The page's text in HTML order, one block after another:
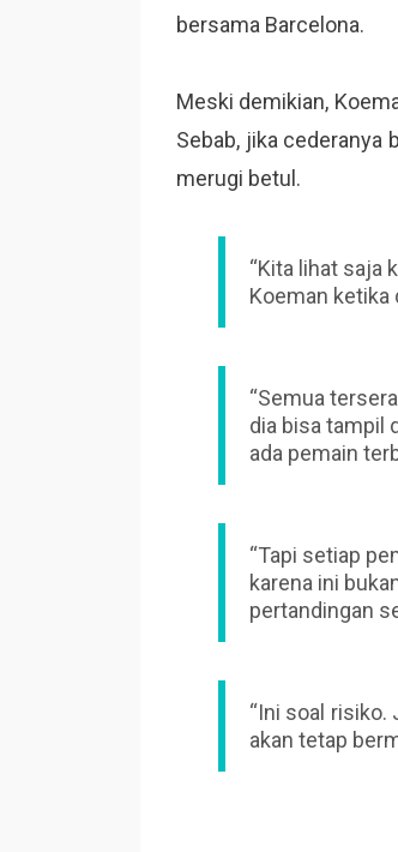
bersama Barcelona.
Meski demikian,
Sebab, jika cederanya
merugi betul.
“Kita lihat saja
Koeman ketika
“Semua
dia bisa tampil
ada pemain
“Tapi setiap
karena ini
pertandingan
“Ini soal risiko.
akan tetap